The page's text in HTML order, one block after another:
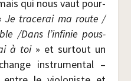
qui nous vaut pour­
Je tra­ce­rai ma route /​
/​Dans l’infinie pous­
à toi» et sur­tout un
ins­tru­men­tal –